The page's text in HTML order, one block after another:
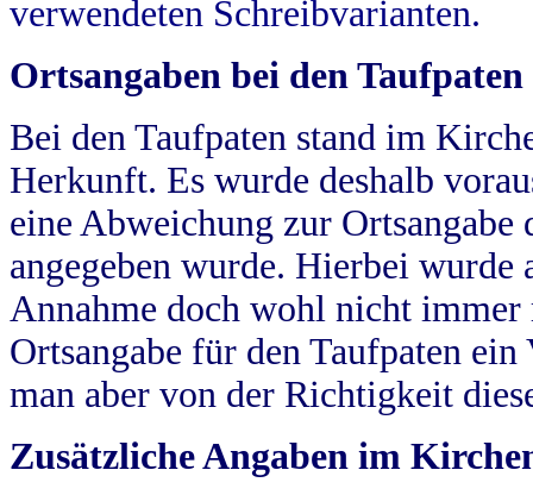
verwendeten Schreibvarianten.
Ortsangaben bei den Taufpaten
Bei den Taufpaten stand im
Herkunft. Es wurde deshalb
eine Abweichung zur
angegeben wurde. Hierbei wurde
Annahme doch wohl nicht
Ortsangabe für den Taufpaten
man aber von der Richtigkeit
Zusätzliche Angaben im